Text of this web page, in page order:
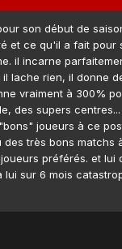
son début de
et ce qu'il a fait pour
il incarne
lache rien, il donne
vraiment à 300%
des supers
joueurs à ce
des très bons matchs
préférés. et lui
lui sur 6 mois